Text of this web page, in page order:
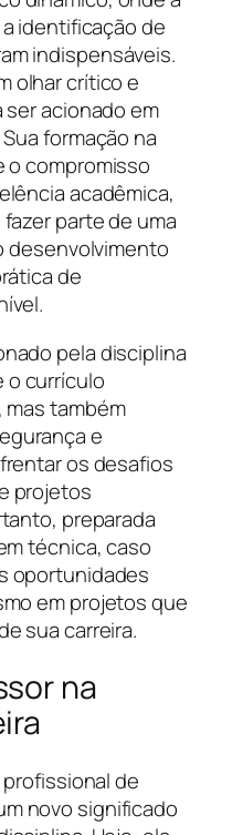
identificação de
indispensáveis.
olhar crítico e
acionado em
formação na
o compromisso
acadêmica,
parte de uma
desenvolvimento
de
pela disciplina
o currículo
mas também
e
os desafios
projetos
preparada
técnica, caso
oportunidades
em projetos que
sua carreira.
na
de
novo significado